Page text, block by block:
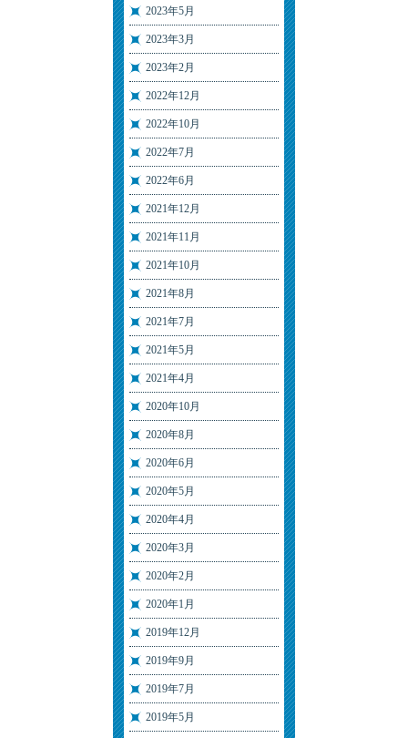
2023年5月
2023年3月
2023年2月
2022年12月
2022年10月
2022年7月
2022年6月
2021年12月
2021年11月
2021年10月
2021年8月
2021年7月
2021年5月
2021年4月
2020年10月
2020年8月
2020年6月
2020年5月
2020年4月
2020年3月
2020年2月
2020年1月
2019年12月
2019年9月
2019年7月
2019年5月